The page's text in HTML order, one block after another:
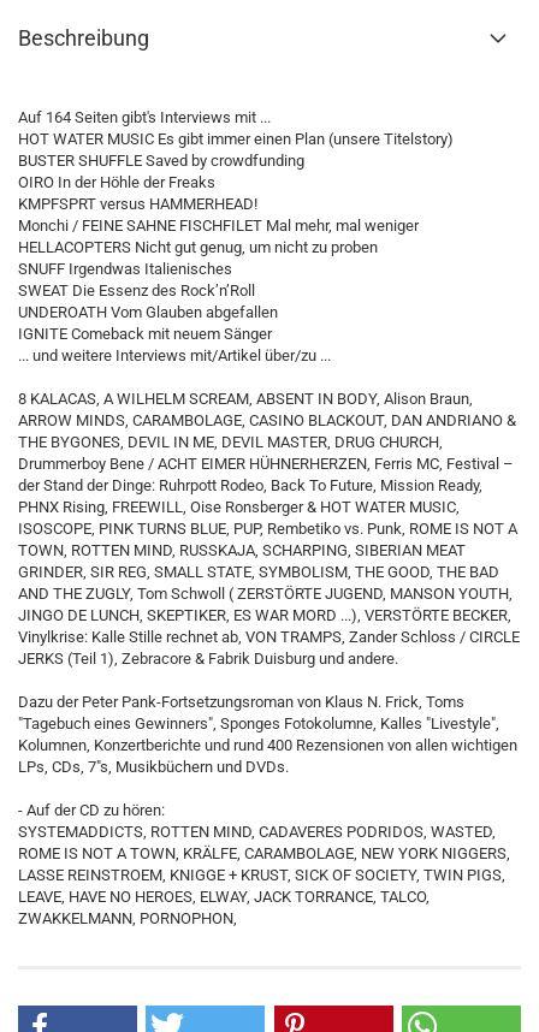
Beschreibung
Auf 164 Seiten gibt's Interviews mit ...
HOT WATER MUSIC Es gibt immer einen Plan (unsere Titelstory)
BUSTER SHUFFLE Saved by crowdfunding
OIRO In der Höhle der Freaks
KMPFSPRT versus HAMMERHEAD!
Monchi / FEINE SAHNE FISCHFILET Mal mehr, mal weniger
HELLACOPTERS Nicht gut genug, um nicht zu proben
SNUFF Irgendwas Italienisches
SWEAT Die Essenz des Rock’n’Roll
UNDEROATH Vom Glauben abgefallen
IGNITE Comeback mit neuem Sänger
... und weitere Interviews mit/Artikel über/zu ...
8 KALACAS, A WILHELM SCREAM, ABSENT IN BODY, Alison Braun,
ARROW MINDS, CARAMBOLAGE, CASINO BLACKOUT, DAN ANDRIANO &
THE BYGONES, DEVIL IN ME, DEVIL MASTER, DRUG CHURCH,
Drummerboy Bene / ACHT EIMER HÜHNERHERZEN, Ferris MC, Festival –
der Stand der Dinge: Ruhrpott Rodeo, Back To Future, Mission Ready,
PHNX Rising, FREEWILL, Oise Ronsberger & HOT WATER MUSIC,
ISOSCOPE, PINK TURNS BLUE, PUP, Rembetiko vs. Punk, ROME IS NOT A
TOWN, ROTTEN MIND, RUSSKAJA, SCHARPING, SIBERIAN MEAT
GRINDER, SIR REG, SMALL STATE, SYMBOLISM, THE GOOD, THE BAD
AND THE ZUGLY, Tom Schwoll ( ZERSTÖRTE JUGEND, MANSON YOUTH,
JINGO DE LUNCH, SKEPTIKER, ES WAR MORD ...), VERSTÖRTE BECKER,
Vinylkrise: Kalle Stille rechnet ab, VON TRAMPS, Zander Schloss / CIRCLE
JERKS (Teil 1), Zebracore & Fabrik Duisburg und andere.
Dazu der Peter Pank-Fortsetzungsroman von Klaus N. Frick, Toms
"Tagebuch eines Gewinners", Sponges Fotokolumne, Kalles "Livestyle",
Kolumnen, Konzertberichte und rund 400 Rezensionen von allen wichtigen
LPs, CDs, 7"s, Musikbüchern und DVDs.
- Auf der CD zu hören:
SYSTEMADDICTS, ROTTEN MIND, CADAVERES PODRIDOS, WASTED,
ROME IS NOT A TOWN, KRÄLFE, CARAMBOLAGE, NEW YORK NIGGERS,
LASSE REINSTROEM, KNIGGE + KRUST, SICK OF SOCIETY, TWIN PIGS,
LEAVE, HAVE NO HEROES, ELWAY, JACK TORRANCE, TALCO,
ZWAKKELMANN, PORNOPHON,